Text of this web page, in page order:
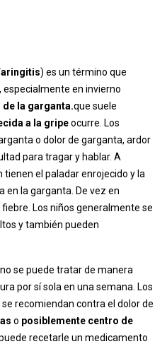
) es un término que
en invierno
la garganta.que suele
a la gripeocurre. Los
o dolor de garganta, ardor
para tragar y hablar. A
el paladar enrojecido y la
en la garganta. De vez en
Los niños generalmente se
y también pueden
se puede tratar de manera
por sí sola en una semana. Los
recomiendan contra el dolor de
o posiblemente centro de
recetarle un medicamento